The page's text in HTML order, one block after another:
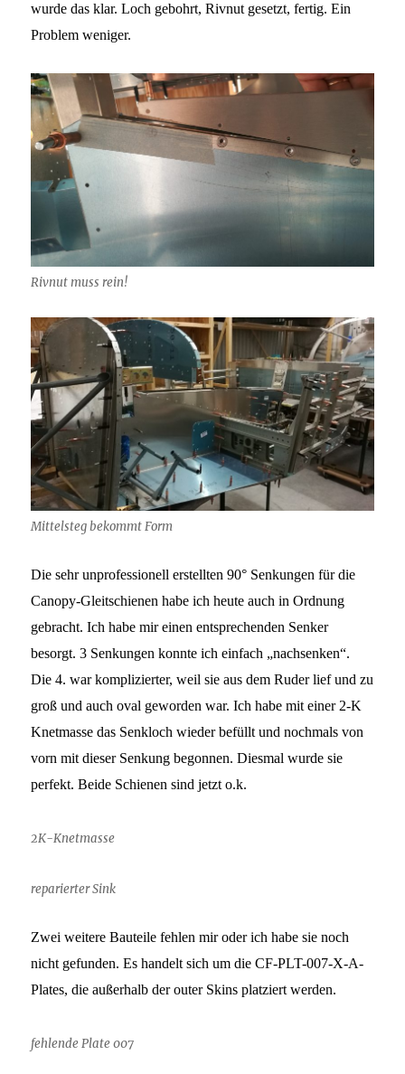
wurde das klar. Loch gebohrt, Rivnut gesetzt, fertig. Ein
Problem weniger.
Rivnut muss rein!
Mittelsteg bekommt Form
Die sehr unprofessionell erstellten 90° Senkungen für die
Canopy-Gleitschienen habe ich heute auch in Ordnung
gebracht. Ich habe mir einen entsprechenden Senker
besorgt. 3 Senkungen konnte ich einfach „nachsenken“.
Die 4. war komplizierter, weil sie aus demRuder lief und zu
groß und auch oval geworden war. Ich habe mit einer 2-K
Knetmasse das Senkloch wieder befüllt und nochmals von
vorn mit dieser Senkung begonnen. Diesmal wurde sie
perfekt. Beide Schienen sind jetzt o.k.
2K-Knetmasse
reparierter Sink
Zwei weitere Bauteile fehlen mir oder ich habe sie noch
nicht gefunden. Es handelt sich um die CF-PLT-007-X-A-
Plates, die außerhalb der outer Skins platziert werden.
fehlende Plate 007